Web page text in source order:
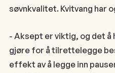
søvnkvalitet. Kvitvang har
- Aksept er viktig, og det å
gjøre for å tilrettelegge
effekt av å legge inn